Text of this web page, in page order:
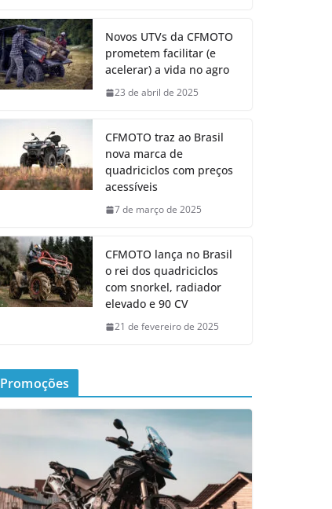
Novos UTVs da CFMOTO
prometem facilitar (e
acelerar) a vida no agro
23 de abril de 2025
CFMOTO traz ao Brasil
nova marca de
quadriciclos com preços
acessíveis
7 de março de 2025
CFMOTO lança no Brasil
o rei dos quadriciclos
com snorkel, radiador
elevado e 90 CV
21 de fevereiro de 2025
Promoções